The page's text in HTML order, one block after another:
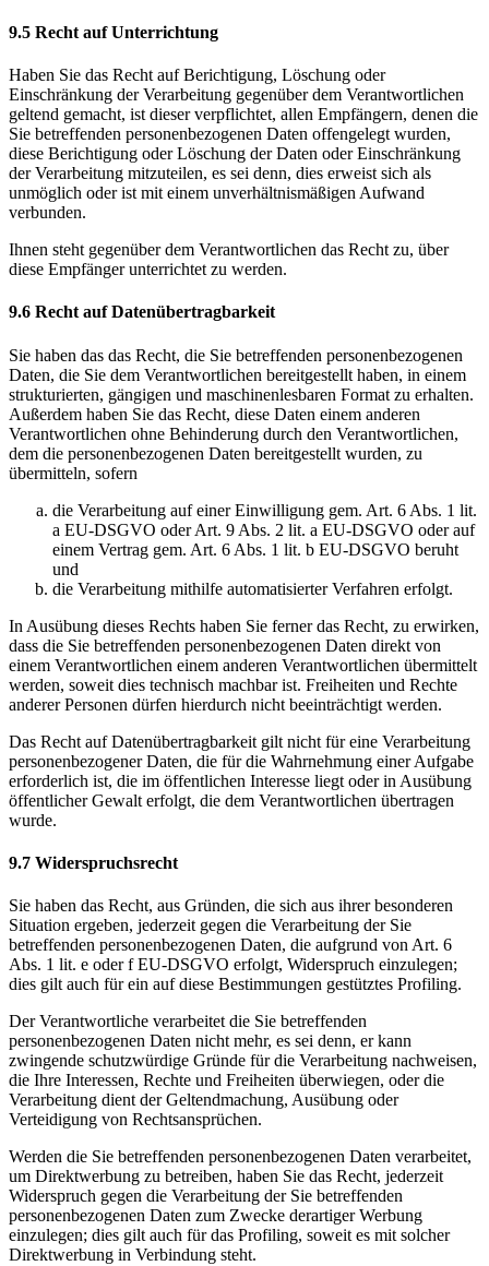
9.5 Recht auf Unterrichtung
Haben Sie das Recht auf Berichtigung, Löschung oder
Einschränkung der Verarbeitung gegenüber dem Verantwortlichen
geltend gemacht, ist dieser verpflichtet, allen Empfängern, denen die
Sie betreffenden personenbezogenen Daten offengelegt wurden,
diese Berichtigung oder Löschung der Daten oder Einschränkung
der Verarbeitung mitzuteilen, es sei denn, dies erweist sich als
unmöglich oder ist mit einem unverhältnismäßigen Aufwand
verbunden.
Ihnen steht gegenüber dem Verantwortlichen das Recht zu, über
diese Empfänger unterrichtet zu werden.
9.6 Recht auf Datenübertragbarkeit
Sie haben das das Recht, die Sie betreffenden personenbezogenen
Daten, die Sie dem Verantwortlichen bereitgestellt haben, in einem
strukturierten, gängigen und maschinenlesbaren Format zu erhalten.
Außerdem haben Sie das Recht, diese Daten einem anderen
Verantwortlichen ohne Behinderung durch den Verantwortlichen,
dem die personenbezogenen Daten bereitgestellt wurden, zu
übermitteln, sofern
die Verarbeitung auf einer Einwilligung gem. Art. 6 Abs. 1 lit.
a EU-DSGVO oder Art. 9 Abs. 2 lit. a EU-DSGVO oder auf
einem Vertrag gem. Art. 6 Abs. 1 lit. b EU-DSGVO beruht
und
die Verarbeitung mithilfe automatisierter Verfahren erfolgt.
In Ausübung dieses Rechts haben Sie ferner das Recht, zu erwirken,
dass die Sie betreffenden personenbezogenen Daten direkt von
einem Verantwortlichen einem anderen Verantwortlichen übermittelt
werden, soweit dies technisch machbar ist. Freiheiten und Rechte
anderer Personen dürfen hierdurch nicht beeinträchtigt werden.
Das Recht auf Datenübertragbarkeit gilt nicht für eine Verarbeitung
personenbezogener Daten, die für die Wahrnehmung einer Aufgabe
erforderlich ist, die im öffentlichen Interesse liegt oder in Ausübung
öffentlicher Gewalt erfolgt, die dem Verantwortlichen übertragen
wurde.
9.7 Widerspruchsrecht
Sie haben das Recht, aus Gründen, die sich aus ihrer besonderen
Situation ergeben, jederzeit gegen die Verarbeitung der Sie
betreffenden personenbezogenen Daten, die aufgrund von Art. 6
Abs. 1 lit. e oder f EU-DSGVO erfolgt, Widerspruch einzulegen;
dies gilt auch für ein auf diese Bestimmungen gestütztes Profiling.
Der Verantwortliche verarbeitet die Sie betreffenden
personenbezogenen Daten nicht mehr, es sei denn, er kann
zwingende schutzwürdige Gründe für die Verarbeitung nachweisen,
die Ihre Interessen, Rechte und Freiheiten überwiegen, oder die
Verarbeitung dient der Geltendmachung, Ausübung oder
Verteidigung von Rechtsansprüchen.
Werden die Sie betreffenden personenbezogenen Daten verarbeitet,
um Direktwerbung zu betreiben, haben Sie das Recht, jederzeit
Widerspruch gegen die Verarbeitung der Sie betreffenden
personenbezogenen Daten zum Zwecke derartiger Werbung
einzulegen; dies gilt auch für das Profiling, soweit es mit solcher
Direktwerbung in Verbindung steht.